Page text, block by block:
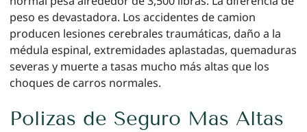
peso es devastadora. Los accidentes de camion
producen lesiones cerebrales traumáticas, daño a la
médula espinal, extremidades aplastadas, quemaduras
severas y muerte a tasas mucho más altas que los
choques de carros normales.
Polizas de Seguro Mas Altas